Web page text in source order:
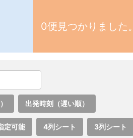
0便見つかりました。
出発時刻（遅い順）
定可能 4列シート 3列シート